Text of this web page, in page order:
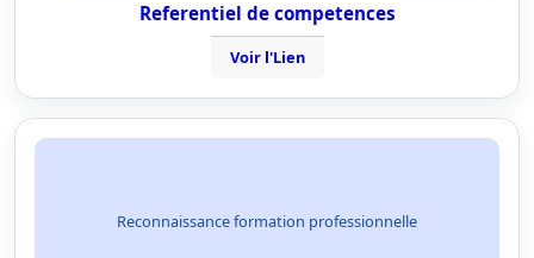
Referentiel de competences
Voir l'Lien
Reconnaissance formation professionnelle